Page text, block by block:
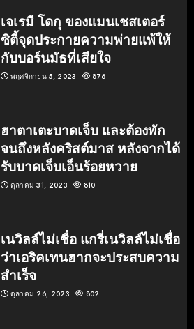
เจเรมี โดกุ ของแมนเชสเตอร์
ซิตี้จุดประกายความพ่ายแพ้ให้
กับบอร์นมัธที่เสียใจ
พฤศจิกายน 5, 2023 876
ฮาตาเตะบาดเจ็บ และต้องพัก
จนถึงหลังคริสต์มาส หลังจากได้
รับบาดเจ็บเอ็นร้อยหวาย
ตุลาคม 31, 2023 810
เนวิลล์ไม่เชื่อ แกรี่เนวิลล์ไม่เชื่อ
ว่าเอริคเทนฮากจะประสบความ
สำเร็จ
ตุลาคม 26, 2023 802